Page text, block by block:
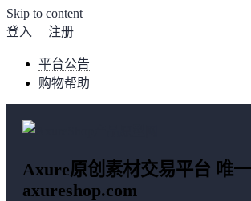
Skip to content
登入
注册
平台公告
购物帮助
Axure原创素材交易平台 唯一
axureshop.com